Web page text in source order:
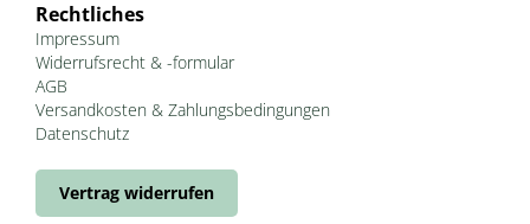
Rechtliches
Impressum
Widerrufsrecht & -formular
AGB
Versandkosten & Zahlungsbedingungen
Datenschutz
Vertrag widerrufen